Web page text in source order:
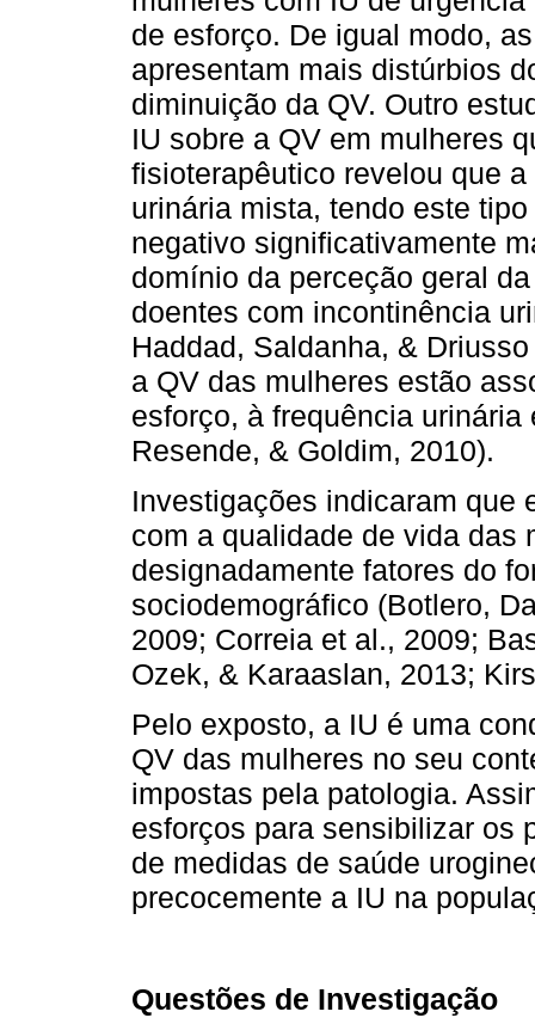
de esforço. De igual modo,
apresentam mais distúrbios
diminuição da QV. Outro
IU sobre a QV em mulheres
fisioterapêutico revelou que
urinária mista, tendo este
negativo significativamente
domínio da perceção geral
doentes com incontinência
Haddad, Saldanha, &
a QV das mulheres estão
esforço, à frequência
Resende, & Goldim, 2010).
Investigações indicaram que
com a qualidade de vida das
designadamente fatores do
sociodemográfico (Botlero,
2009; Correia et al., 2009;
Ozek, & Karaaslan, 2013;
Pelo exposto, a IU é uma
QV das mulheres no seu
impostas pela patologia.
esforços para sensibilizar os
de medidas de saúde
precocemente a IU na
Questões de Investigação